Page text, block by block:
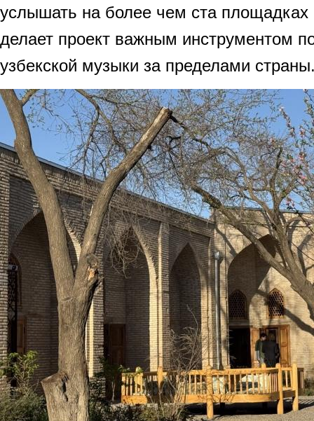
услышать на более чем ста площадках
делает проект важным инструментом
узбекской музыки за пределами